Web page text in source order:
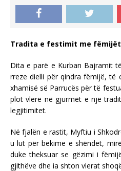
Tradita e festimit me fëmijët
Dita e parë e Kurban Bajramit
rreze dielli për qindra fëmijë, të
xhamisë së Parrucës për të
plot vlerë në gjurmët e një
legjitimitet.
Në fjalën e rastit, Myftiu i
u lut për bekime e shëndet,
duke theksuar se gëzimi i
gjithëve dhe ia shton vlerat